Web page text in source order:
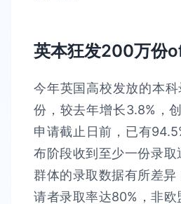
英本狂发200万份
今年英国高校发放的本
份，较去年增长3.8%，
申请截止日前，已有
布阶段收到至少一份录取
群体的录取数据有所差异
请者录取率达80%，非